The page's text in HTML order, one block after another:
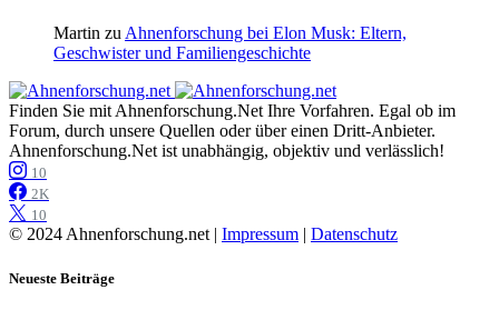
Martin zuAhnenforschung bei Elon Musk: Eltern,
Geschwister und Familiengeschichte
Finden Sie mit Ahnenforschung.Net Ihre Vorfahren. Egal ob im
Forum, durch unsere Quellen oder über einen Dritt-Anbieter.
Ahnenforschung.Net ist unabhängig, objektiv und verlässlich!
10
2K
10
© 2024 Ahnenforschung.net | Impressum Datenschutz
Neueste Beiträge